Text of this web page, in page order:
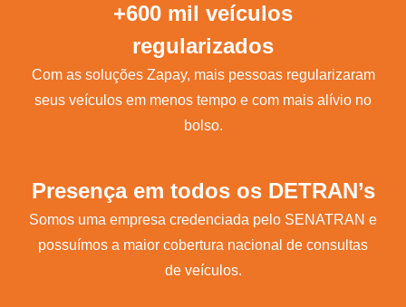
+600 mil veículos
regularizados
Com as soluções Zapay, mais pessoas regularizaram
seus veículos em menos tempo e com mais alívio no
bolso.
Presença em todos os DETRAN’s
Somos uma empresa credenciada pelo SENATRAN e
possuímos a maior cobertura nacional de consultas
de veículos.